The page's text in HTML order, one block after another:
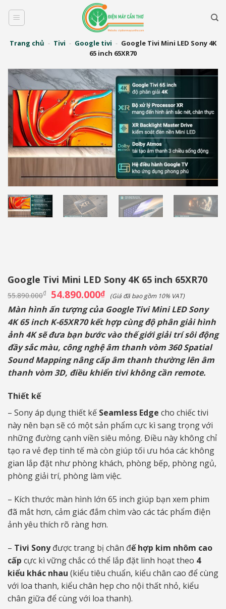
qua
dungTrang chủ - Tivi - Google tivi - Google Tivi Mini LED Sony 4K
65 inch 65XR70
Google Tivi Mini LED Sony 4K 65 inch 65XR70
55.890.000₫ Giá
gốc
là:
55.890.000₫.
54.890.000₫Giá
hiện
tại
là:
54.890.000₫.
(Giá đã bao gồm 10% VAT)
Màn hình ấn tượng của Google Tivi Mini LED Sony
4K 65 inch K-65XR70kết hợp cùng độ phân giải hình
ảnh 4K sẽ đưa bạn bước vào thế giới giải trí sôi động
đầy sắc màu, công nghệ âm thanh vòm 360 Spatial
Sound Mapping nâng cấp âm thanh thường lên âm
thanh vòm 3D, điều khiển tivi không cần remote.
Thiết kế
– Sony áp dụng thiết kế Seamless Edge cho chiếc tivi
này nên bạn sẽ có một sản phẩm cực kì sang trọng với
những đường cạnh viền siêu mỏng. Điều này không chỉ
tạo ra vẻ đẹp tinh tế mà còn giúp tối ưu hóa các không
gian lắp đặt như phòng khách, phòng bếp, phòng ngủ,
phòng giải trí, phòng làm việc.
– Kích thước màn hình lớn 65 inch giúp bạn xem phim
đã mắt hơn, cảm giác đắm chìm vào các tác phẩm điện
ảnh yêu thích rõ ràng hơn.
– Tivi Sonyđược trang bị chân đế hợp kim nhôm cao
cấp cực kì vững chắc có thể lắp đặt linh hoạt theo 4
kiểu khác nhau (kiểu tiêu chuẩn, kiểu chân cao để cùng
với loa thanh, kiểu chân hẹp cho nội thất nhỏ, kiểu
chân giữa để cùng với loa thanh).